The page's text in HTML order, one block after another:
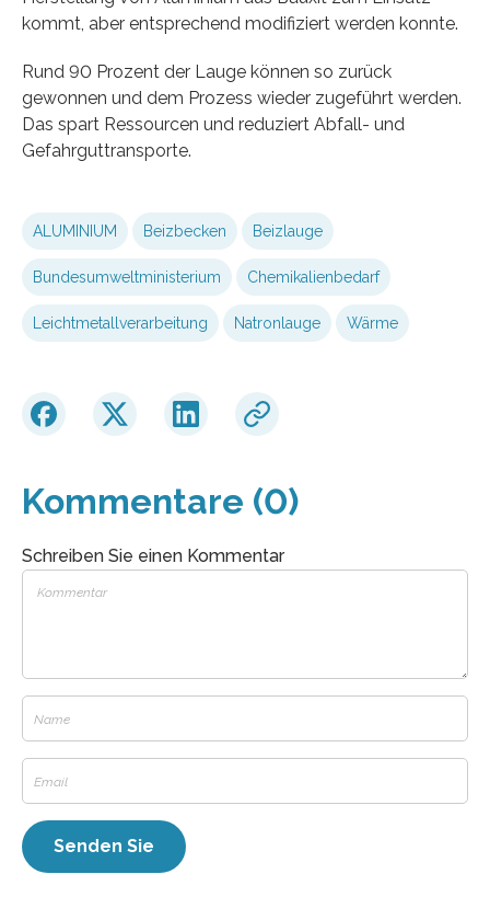
kommt, aber entsprechend modifiziert werden konnte.
Rund 90 Prozent der Lauge können so zurück
gewonnen und dem Prozess wieder zugeführt werden.
Das spart Ressourcen und reduziert Abfall- und
Gefahrguttransporte.
ALUMINIUM Beizbecken Beizlauge
Bundesumweltministerium Chemikalienbedarf
Leichtmetallverarbeitung Natronlauge Wärme
Kommentare (0)
Schreiben Sie einen Kommentar